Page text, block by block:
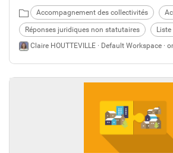
Accompagnement des collectivités
Réponses juridiques non statutaires
Claire HOUTTEVILLE · Default Workspace ·